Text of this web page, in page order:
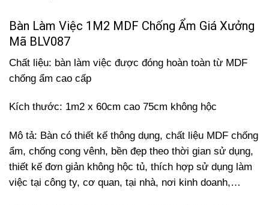
Bàn Làm Việc 1M2 MDF Chống Ẩm Giá Xưởng
Mã BLV087
Chất liệu: bàn làm việc được đóng hoàn toàn từ MDF
chống ẩm cao cấp
Kích thước: 1m2 x 60cm cao 75cm không hộc
Mô tả: Bàn có thiết kế thông dụng, chất liệu MDF chống
ẩm, chống cong vênh, bền đẹp theo thời gian sử dụng,
thiết kế đơn giản không hộc tủ, thích hợp sử dụng làm
việc tại công ty, cơ quan, tại nhà, nơi kinh doanh,…